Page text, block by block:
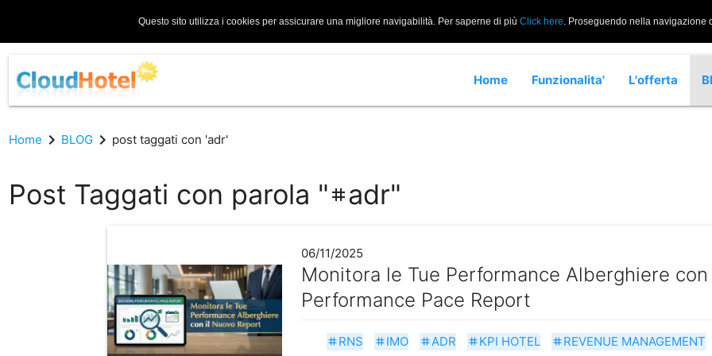
Questo sito utilizza i cookies per assicurare una migliore navigabilità. Per saperne di più Click here. Proseguendo nella navigazione
Home Funzionalita' L'offerta
Home chevron_right BLOG chevron_right post taggati con 'adr'
Post Taggati con parola " tag adr"
06/11/2025
Monitora le Tue Performance Alberghiere
Performance Pace Report
tag REVENUE MANAGEMENT
tag KPI HOTEL
tagADR
tag IMO
tag RNS